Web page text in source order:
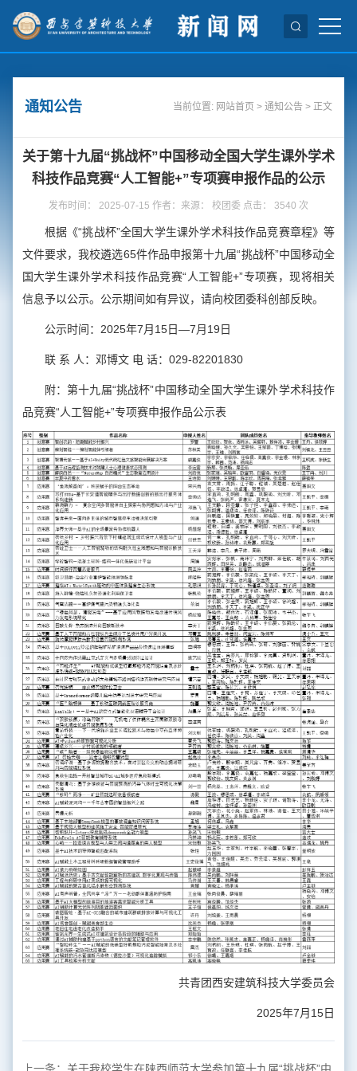
通知公告 当前位置: 网站首页 >通知公告 > 正文
关于第十九届“挑战杯”中国移动全国大学生课外学术
科技作品竞赛“人工智能+”专项赛申报作品的公示
发布时间： 2025-07-15 作者：来源： 校团委 点击： 3540 次
根据《“挑战杯”全国大学生课外学术科技作品竞赛章程》等
文件要求，我校遴选65件作品申报第十九届“挑战杯”中国移动全
国大学生课外学术科技作品竞赛“人工智能+”专项赛，现将相关
信息予以公示。公示期间如有异议，请向校团委科创部反映。
公示时间：2025年7月15日—7月19日
联 系 人：邓博文 电 话：029-82201830
附：第十九届“挑战杯”中国移动全国大学生课外学术科技作
品竞赛“人工智能+”专项赛申报作品公示表
共青团西安建筑科技大学委员会
2025年7月15日